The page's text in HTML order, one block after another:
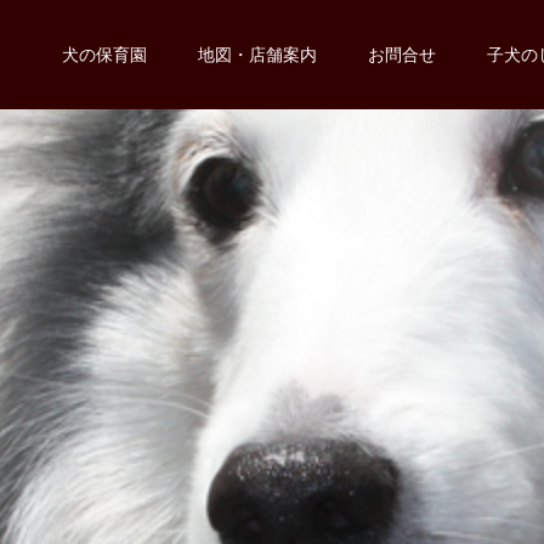
犬の保育園 地図・店舗案内 お問合せ 子犬の